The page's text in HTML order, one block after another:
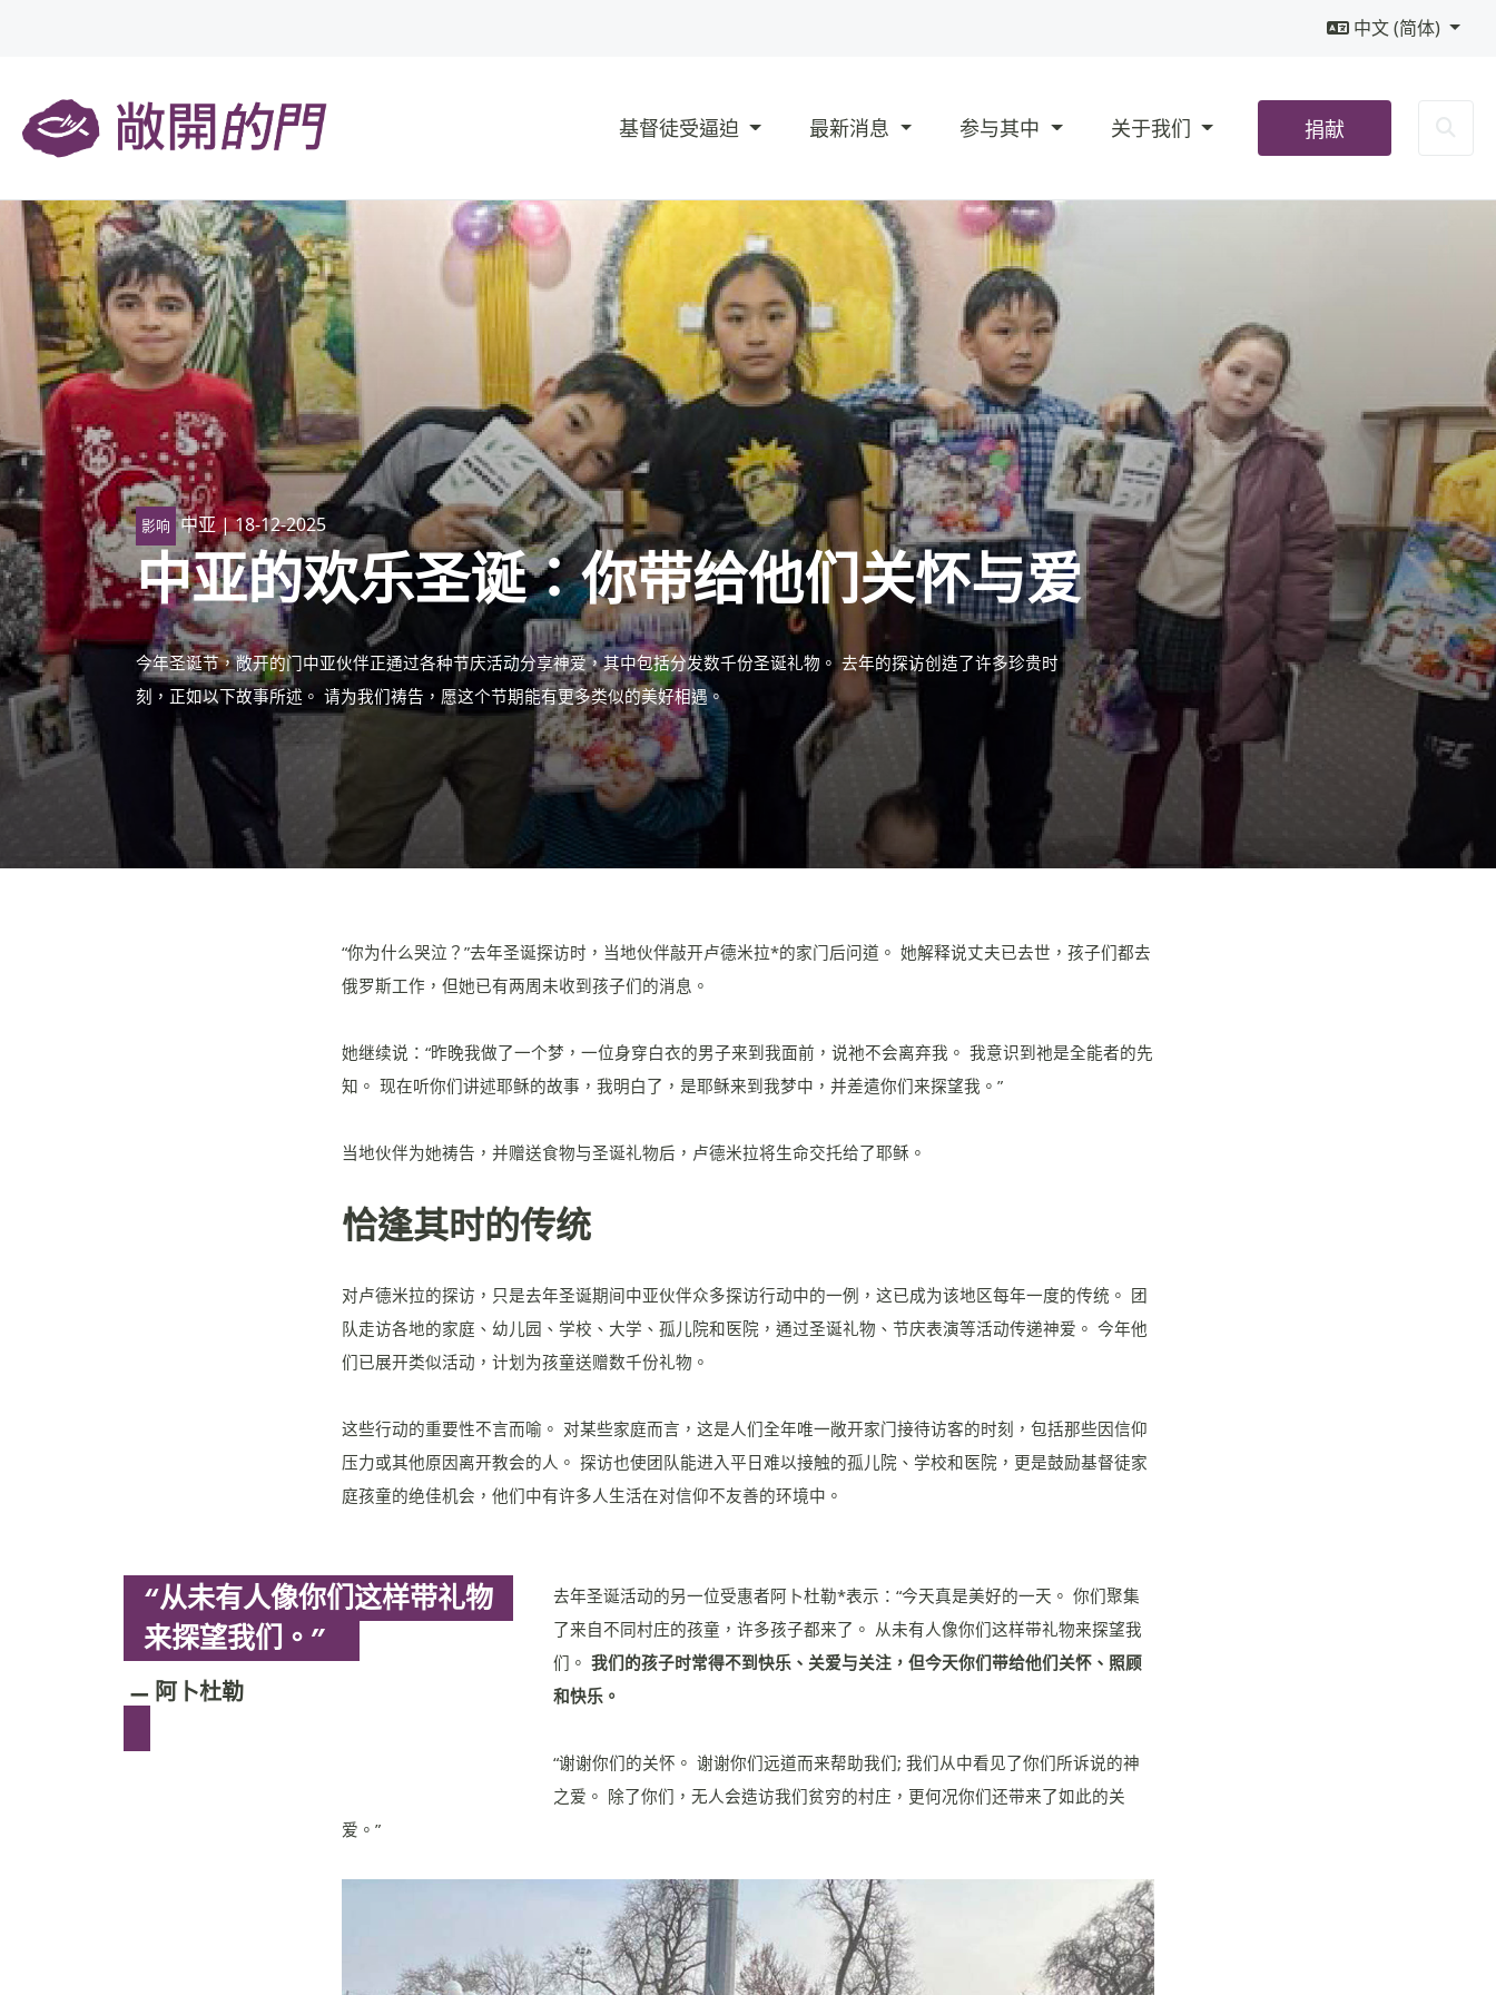
中文 (简体)
基督徒受逼迫 最新消息 参与其中 关于我们 捐献
影响 中亚| 18-12-2025
中亚的欢乐圣诞：你带给他们关怀与爱
今年圣诞节，敞开的门中亚伙伴正通过各种节庆活动分享神爱，其中包括分发数千份圣诞礼物。 去年的探访创造了许多珍贵时
刻，正如以下故事所述。 请为我们祷告，愿这个节期能有更多类似的美好相遇。
“你为什么哭泣？”去年圣诞探访时，当地伙伴敲开卢德米拉*的家门后问道。 她解释说丈夫已去世，孩子们都去
俄罗斯工作，但她已有两周未收到孩子们的消息。
她继续说：“昨晚我做了一个梦，一位身穿白衣的男子来到我面前，说祂不会离弃我。 我意识到祂是全能者的先
知。 现在听你们讲述耶稣的故事，我明白了，是耶稣来到我梦中，并差遣你们来探望我。”
当地伙伴为她祷告，并赠送食物与圣诞礼物后，卢德米拉将生命交托给了耶稣。
恰逢其时的传统
对卢德米拉的探访，只是去年圣诞期间中亚伙伴众多探访行动中的一例，这已成为该地区每年一度的传统。 团
队走访各地的家庭、幼儿园、学校、大学、孤儿院和医院，通过圣诞礼物、节庆表演等活动传递神爱。 今年他
们已展开类似活动，计划为孩童送赠数千份礼物。
这些行动的重要性不言而喻。 对某些家庭而言，这是人们全年唯一敞开家门接待访客的时刻，包括那些因信仰
压力或其他原因离开教会的人。 探访也使团队能进入平日难以接触的孤儿院、学校和医院，更是鼓励基督徒家
庭孩童的绝佳机会，他们中有许多人生活在对信仰不友善的环境中。
“从未有人像你们这样带礼物
来探望我们。”
阿卜杜勒
去年圣诞活动的另一位受惠者阿卜杜勒*表示：“今天真是美好的一天。 你们聚集
了来自不同村庄的孩童，许多孩子都来了。 从未有人像你们这样带礼物来探望我
们。我们的孩子时常得不到快乐、关爱与关注，但今天你们带给他们关怀、照顾
和快乐。
“谢谢你们的关怀。 谢谢你们远道而来帮助我们; 我们从中看见了你们所诉说的神
之爱。 除了你们，无人会造访我们贫穷的村庄，更何况你们还带来了如此的关
爱。”